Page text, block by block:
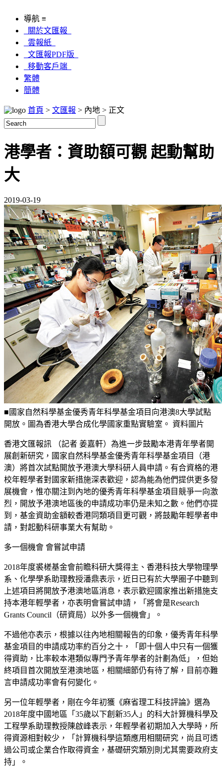
導航 ≡
關於文匯報
雲報紙
文匯報PDF版
移動客戶端
繁體
簡體
首頁 > 文匯報 > 內地 > 正文
港學者：資助額可觀 起動幫助
大
2019-03-19
■國家自然科學基金優秀青年科學基金項目向港澳8大學試點
開放。圖為香港大學合成化學國家重點實驗室。 資料圖片
香港文匯報訊 （記者 姜嘉軒）為進一步鼓勵本港青年學者開
展創新研究，國家自然科學基金優秀青年科學基金項目（港
澳）將首次試點開放予港澳大學科研人員申請。有合資格的港
校年輕學者對國家新措施深表歡迎，認為能為他們提供更多發
展機會，惟亦關注到內地的優秀青年科學基金項目競爭一向激
烈，開放予港澳地區後的申請成功率仍是未知之數。他們亦提
到，基金資助金額較香港同類項目更可觀，將鼓勵年輕學者申
請，對起動科研事業大有幫助。
多一個機會 會嘗試申請
2018年度裘槎基金會前瞻科研大獎得主、香港科技大學物理學
系、化學學系助理教授潘鼎表示，近日已有於大學圈子中聽到
上述項目將開放予港澳地區消息，表示歡迎國家推出新措施支
持本港年輕學者，亦表明會嘗試申請，「將會是Research
Grants Council（研資局）以外多一個機會」。
不過他亦表示，根據以往內地相關報告的印象，優秀青年科學
基金項目的申請成功率約百分之十，「即十個人中只有一個獲
得資助，比率較本港類似專門予青年學者的計劃為低」，但始
終項目首次開放至港澳地區，相關細節仍有待了解，目前亦難
言申請成功率會有何變化。
另一位年輕學者，剛在今年初獲《麻省理工科技評論》選為
2018年度中國地區「35歲以下創新35人」的科大計算機科學及
工程學系助理教授陳啟峰表示，年輕學者初期加入大學時，所
得資源相對較少，「計算機科學這類應用相關研究，尚且可透
過公司或企業合作取得資金，基礎研究類別則尤其需要政府支
持」。